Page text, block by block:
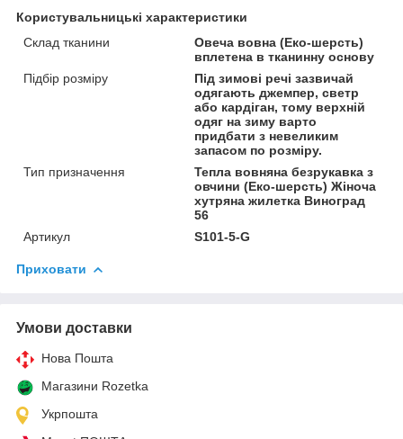
Користувальницькі характеристики
Склад тканини
Овеча вовна (Еко-шерсть)
вплетена в тканинну основу
Підбір розміру
Під зимові речі зазвичай
одягають джемпер, светр
або кардіган, тому верхній
одяг на зиму варто
придбати з невеликим
запасом по розміру.
Тип призначення
Тепла вовняна безрукавка з
овчини (Еко-шерсть) Жіноча
хутряна жилетка Виноград
56
Артикул
S101-5-G
Приховати
Умови доставки
Нова Пошта
Магазини Rozetka
Укрпошта